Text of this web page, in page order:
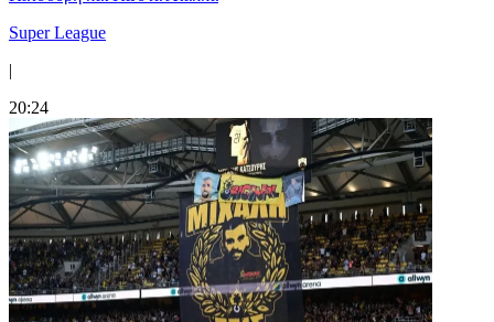
Super League
|
20:24